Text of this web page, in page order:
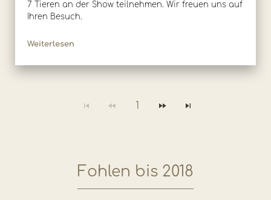
7 Tieren an der Show teilnehmen. Wir freuen uns auf
Ihren Besuch.
Weiterlesen
1
Fohlen bis 2018